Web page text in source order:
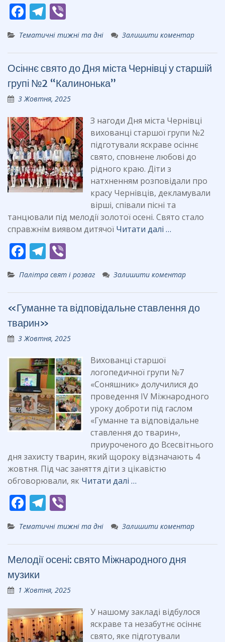
F
e
b
o
o
k
T
el
e
gr
a
m
er
Тематичні тижні та дні Залишити коментар
Осіннє свято до Дня міста Чернівці у старшій
групі №2 “Калинонька”
3 Жовтня, 2025
З нагоди Дня міста Чернівці
вихованці старшої групи №2
підготували яскраве осіннє
свято, сповнене любові до
рідного краю. Діти з
натхненням розповідали про
красу Чернівців, декламували
вірші, співали пісні та
танцювали під мелодії золотої осені. Свято стало
справжнім виявом дитячої Читати далі …
F
ac
e
b
o
o
k
T
e
gr
a
m
b
er
Палітра свят і розваг Залишити коментар
«Гуманне та відповідальне ставлення до
тварин»
3 Жовтня, 2025
Вихованці старшої
логопедичної групи №7
«Соняшник» долучилися до
проведення IV Міжнародного
уроку доброти під гаслом
«Гуманне та відповідальне
ставлення до тварин»,
приуроченого до Всесвітнього
дня захисту тварин, який щороку відзначають 4
жовтня. Під час заняття діти з цікавістю
обговорювали, як Читати далі …
F
e
b
o
o
k
T
el
e
gr
a
m
er
Тематичні тижні та дні Залишити коментар
Мелодії осені: свято Міжнародного дня
музики
1 Жовтня, 2025
У нашому закладі відбулося
яскраве та незабутнє осіннє
свято, яке підготували